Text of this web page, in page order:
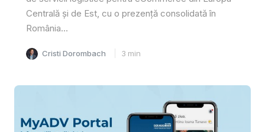
Centrală și de Est, cu o prezență consolidată în
România...
Cristi Dorombach 3 min